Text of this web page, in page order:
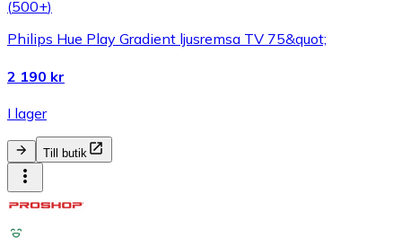
(500+)
Philips Hue Play Gradient ljusremsa TV 75&quot;
2 190 kr
I lager
Till butik